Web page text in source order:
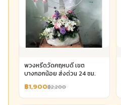
พวงหรีดวัดคฤหบดี เขต
บางกอกน้อย ส่งด่วน 24 ชม.
฿1,900฿2,200